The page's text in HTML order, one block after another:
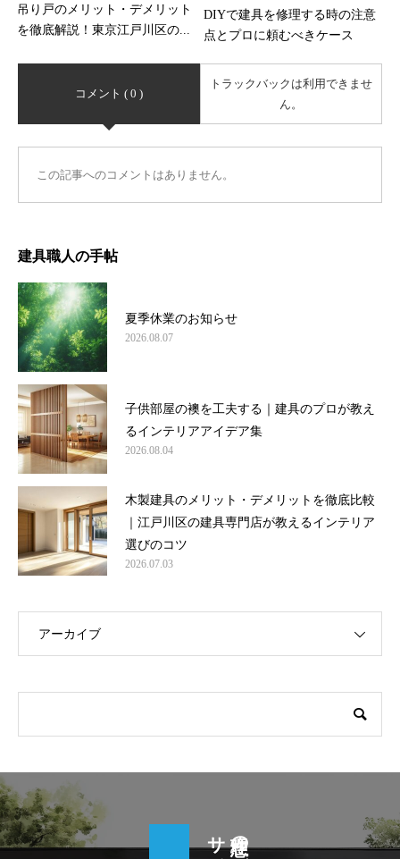
吊り戸のメリット・デメリット
を徹底解説！東京江戸川区の...
DIYで建具を修理する時の注意
点とプロに頼むべきケース
コメント ( 0 )
トラックバックは利用できませ
ん。
この記事へのコメントはありません。
建具職人の手帖
夏季休業のお知らせ
2026.08.07
子供部屋の襖を工夫する｜建具のプロが教え
るインテリアアイデア集
2026.08.04
木製建具のメリット・デメリットを徹底比較
｜江戸川区の建具専門店が教えるインテリア
選びのコツ
2026.07.03
アーカイブ